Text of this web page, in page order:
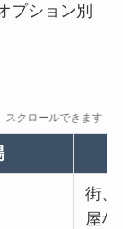
プション別
スクロールできます
街、
屋な